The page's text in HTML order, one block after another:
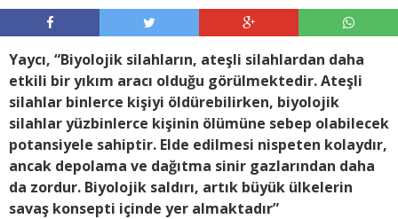
Yaycı, “Biyolojik silahların, ateşli silahlardan daha
etkili bir yıkım aracı olduğu görülmektedir. Ateşli
silahlar binlerce kişiyi öldürebilirken, biyolojik
silahlar yüzbinlerce kişinin ölümüne sebep olabilecek
potansiyele sahiptir. Elde edilmesi nispeten kolaydır,
ancak depolama ve dağıtma sinir gazlarından daha
da zordur. Biyolojik saldırı, artık büyük ülkelerin
savaş konsepti içinde yer almaktadır”